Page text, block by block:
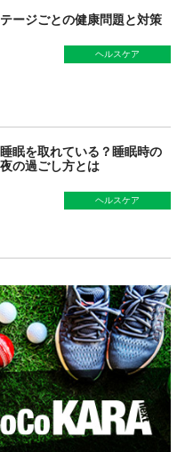
ージごとの健康問題と対策
ヘルスケア
眠を取れている？睡眠時の
の過ごし方とは
ヘルスケア